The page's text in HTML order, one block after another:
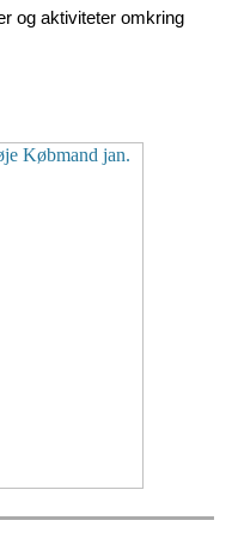
og aktiviteter omkring